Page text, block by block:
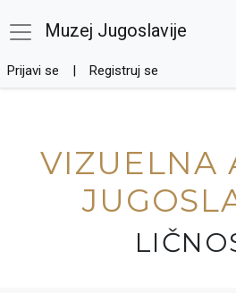
Muzej Jugoslavije
Prijavi se Registruj se
VIZUELNA